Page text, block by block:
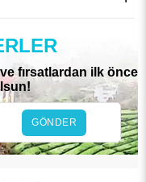
fırsatlardan ilk önce
GÖNDER